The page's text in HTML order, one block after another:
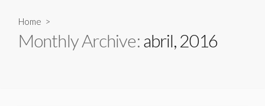
Home >
Monthly Archive:abril, 2016